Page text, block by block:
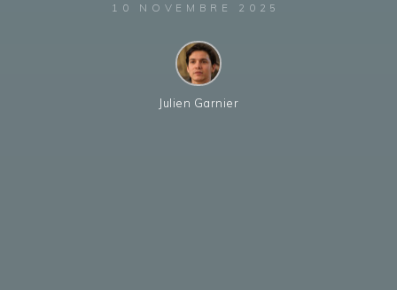
10 NOVEMBRE 2025
Julien Garnier